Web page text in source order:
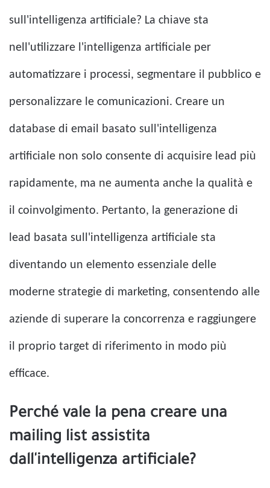
sull'intelligenza artificiale? La chiave sta
nell'utilizzare l'intelligenza artificiale per
automatizzare i processi, segmentare il pubblico e
personalizzare le comunicazioni. Creare un
database di email basato sull'intelligenza
artificiale non solo consente di acquisire lead più
rapidamente, ma ne aumenta anche la qualità e
il coinvolgimento. Pertanto, la generazione di
lead basata sull'intelligenza artificiale sta
diventando un elemento essenziale delle
moderne strategie di marketing, consentendo alle
aziende di superare la concorrenza e raggiungere
il proprio target di riferimento in modo più
efficace.
Perché vale la pena creare una
mailing list assistita
dall'intelligenza artificiale?